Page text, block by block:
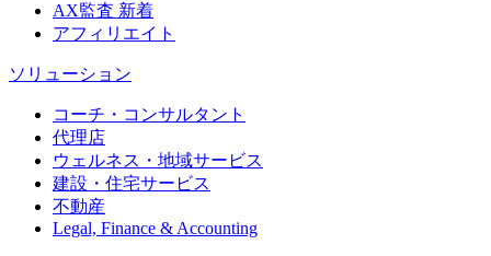
AX監査 新着
アフィリエイト
ソリューション
コーチ・コンサルタント
代理店
ウェルネス・地域サービス
建設・住宅サービス
不動産
Legal, Finance & Accounting